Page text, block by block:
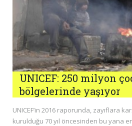
UNICEF: 250 milyon
bölgelerinde yaşıyor
UNICEF’in 2016 raporunda, zayıflara
kurulduğu 70 yıl öncesinden bu yana